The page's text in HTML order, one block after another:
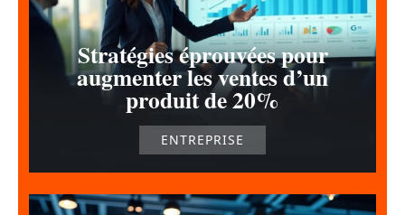
Stratégies éprouvées pour
augmenter les ventes d’un
produit de 20%
ENTREPRISE